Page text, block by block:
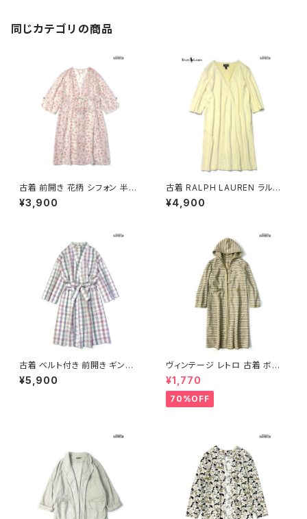
同じカテゴリの商品
古着 前開き 花柄 シフォン 半袖
アウター 羽織り ピンク ベージ
ュ (ttu2402079)
¥3,900
古着 RALPH LAUREN ラルフ
ローレン 前開き 無地 長袖 アウ
ター 羽織り 黄 (ttu2402047)
¥4,900
古着 ベルト付き 前開き ギンガ
ムチェック柄 コットン 長袖 アウ
ター 羽織り 白 ピンク カラフル
¥5,900
ヴィンテージ レトロ 古着 ボー
ダー柄 総柄 アウター ガウン 白
ベージュ (ttu2310117)
¥1,770
70%OFF